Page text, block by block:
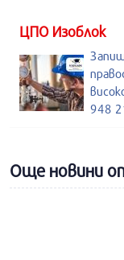
ЦПО Изоблок
948
Още новини